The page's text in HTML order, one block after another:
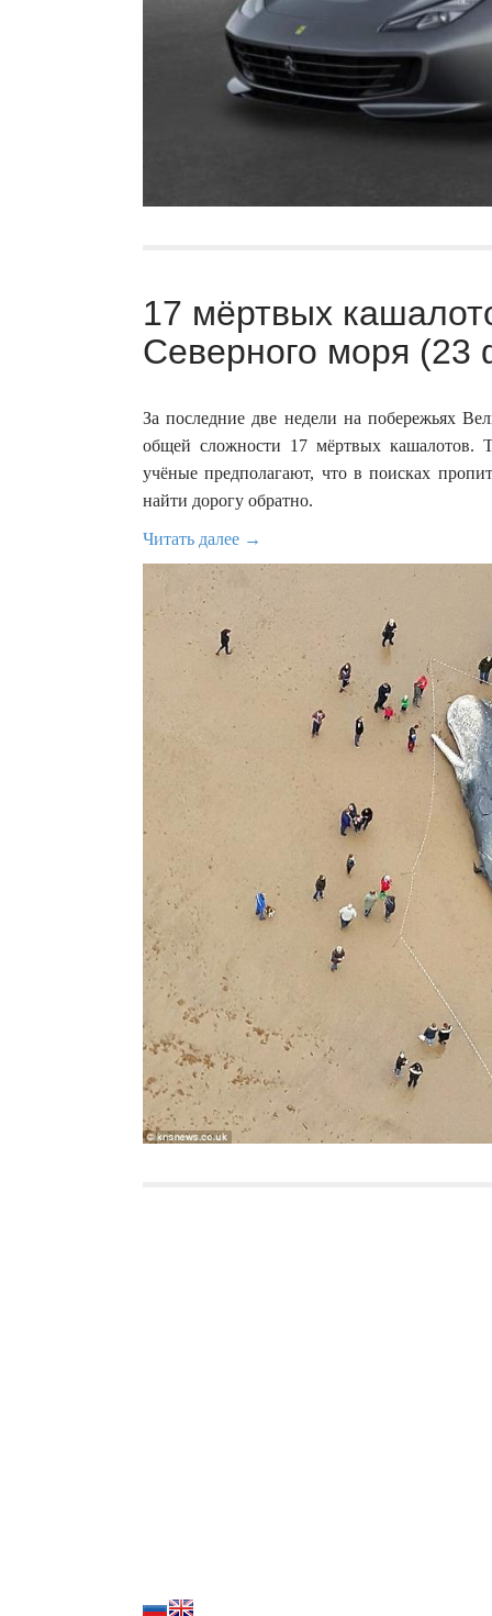
17 мёртвых
Северного моря (23
За последние две недели на побережьях
общей сложности 17 мёртвых кашалотов.
учёные предполагают, что в поисках
найти дорогу обратно.
Читать далее →